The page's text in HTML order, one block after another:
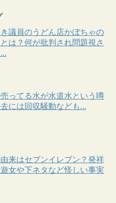
議員のうどん店かぼちゃの
は？何が批判され問題視さ
ってる水が水道水という噂
には回収騒動なども...
来はセブンイレブン？発祥
女や下ネタなど怪しい事実